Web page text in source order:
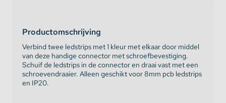
Productomschrijving
Verbind twee ledstrips met 1 kleur met elkaar door middel
van deze handige connector met schroefbevestiging.
Schuif de ledstrips in de connector en draai vast met een
schroevendraaier. Alleen geschikt voor 8mm pcb ledstrips
en IP20.